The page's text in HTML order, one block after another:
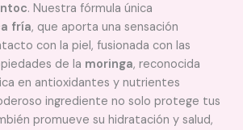
. Nuestra fórmula única
fría, que aporta una sensación
con la piel, fusionada con las
de la moringa, reconocida
en antioxidantes y nutrientes
ingrediente no solo protege tus
promueve su hidratación y salud,